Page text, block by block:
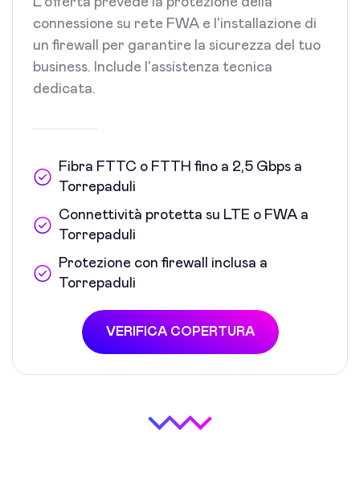
connessione su rete FWA e l'installazione di
un firewall per garantire la sicurezza del tuo
business. Include l'assistenza tecnica
dedicata.
Fibra FTTC o FTTH fino a 2,5 Gbps a
Torrepaduli
Connettività protetta su LTE o FWA a
Torrepaduli
Protezione con firewall inclusa a
Torrepaduli
VERIFICA COPERTURA